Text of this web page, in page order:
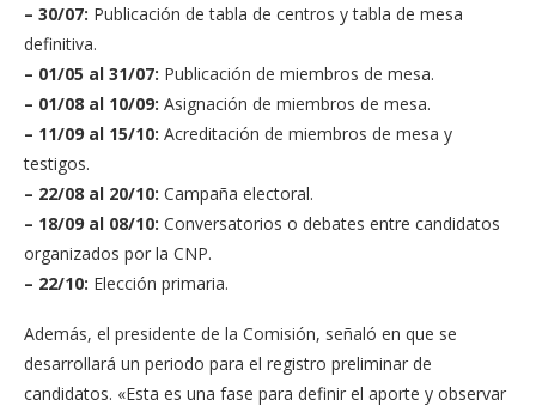
– 30/07: Publicación de tabla de centros y tabla de mesa
definitiva.
– 01/05 al 31/07: Publicación de miembros de mesa.
– 01/08 al 10/09: Asignación de miembros de mesa.
– 11/09 al 15/10: Acreditación de miembros de mesa y
testigos.
– 22/08 al 20/10: Campaña electoral.
– 18/09 al 08/10: Conversatorios o debates entre candidatos
organizados por la CNP.
– 22/10: Elección primaria.
Además, el presidente de la Comisión, señaló en que se
desarrollará un periodo para el registro preliminar de
candidatos. «Esta es una fase para definir el aporte y observar